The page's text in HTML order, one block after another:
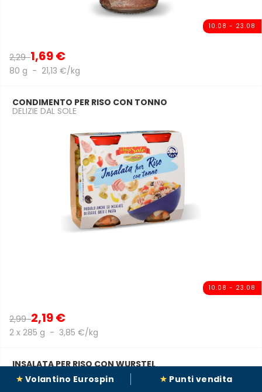
10.08 - 23.08
2,291,69 €
80 g - 21,13 €/kg
10.08 - 23.08
CONDIMENTO PER RISO CON TONNO
DELIZIE DAL SOLE
2,992,19 €
2 x 285 g - 3,85 €/kg
INSALATA PER RISO CON WURSTEL
DELIZIE DAL SOLE
Volantino Eurospin Punti vendita